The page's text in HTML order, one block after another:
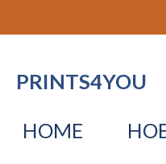
direct
dePRINTS4YOU
HOME